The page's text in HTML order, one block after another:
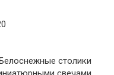
столики